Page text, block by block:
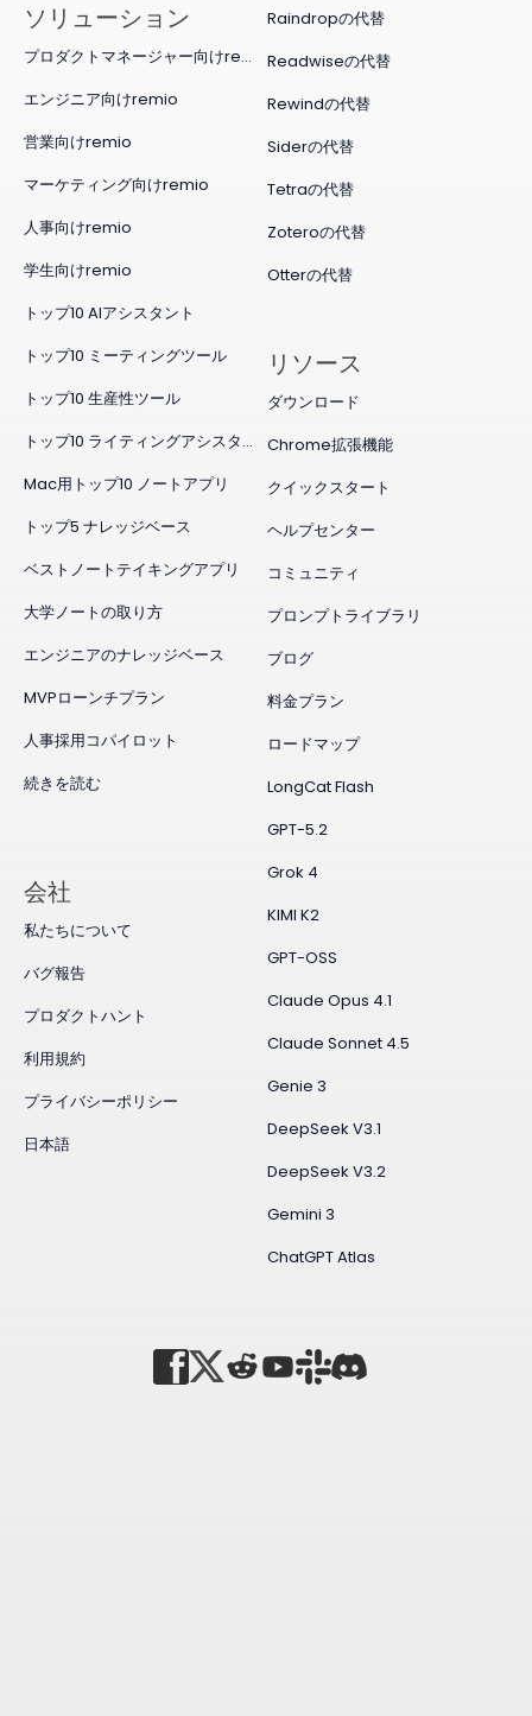
Raindropの代替
Readwiseの代替
Rewindの代替
Siderの代替
Tetraの代替
Zoteroの代替
Otterの代替
ソリューション
プロダクトマネージャー向けremio
エンジニア向けremio
営業向けremio
マーケティング向けremio
人事向けremio
学生向けremio
トップ10 AIアシスタント
トップ10 ミーティングツール
トップ10 生産性ツール
トップ10 ライティングアシスタント
Mac用トップ10 ノートアプリ
トップ5 ナレッジベース
ベストノートテイキングアプリ
大学ノートの取り方
エンジニアのナレッジベース
MVPローンチプラン
人事採用コパイロット
続きを読む
リソース
ダウンロード
Chrome拡張機能
クイックスタート
ヘルプセンター
コミュニティ
プロンプトライブラリ
ブログ
料金プラン
ロードマップ
LongCat Flash
GPT-5.2
Grok 4
KIMI K2
GPT-OSS
Claude Opus 4.1
Claude Sonnet 4.5
Genie 3
DeepSeek V3.1
DeepSeek V3.2
Gemini 3
ChatGPT Atlas
会社
私たちについて
バグ報告
プロダクトハント
利用規約
プライバシーポリシー
日本語